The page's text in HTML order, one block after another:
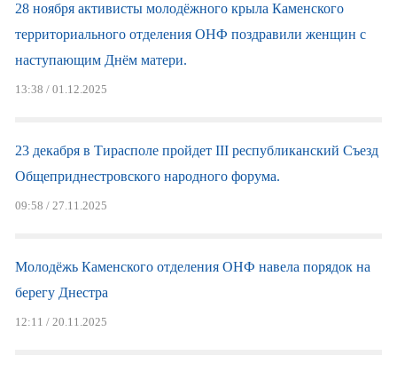
28 ноября активисты молодёжного крыла Каменского
территориального отделения ОНФ поздравили женщин с
наступающим Днём матери.
13:38 / 01.12.2025
23 декабря в Тирасполе пройдет III республиканский Съезд
Общеприднестровского народного форума.
09:58 / 27.11.2025
Молодёжь Каменского отделения ОНФ навела порядок на
берегу Днестра
12:11 / 20.11.2025